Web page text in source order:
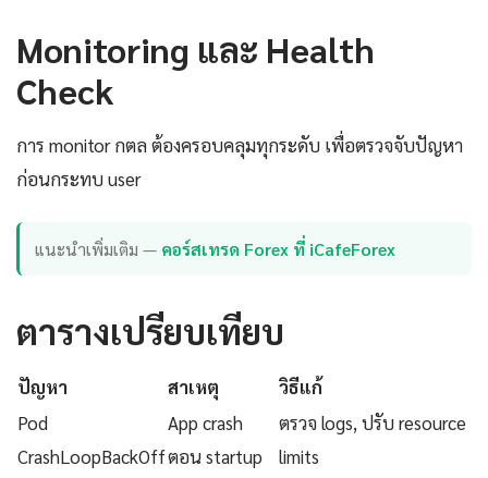
Monitoring และ Health
Check
การ monitor กตล ต้องครอบคลุมทุกระดับ เพื่อตรวจจับปัญหา
ก่อนกระทบ user
แนะนำเพิ่มเติม — คอร์สเทรด Forex ที่ iCafeForex
ตารางเปรียบเทียบ
ปัญหา สาเหตุ
วิธีแก้
Pod
CrashLoopBackOff
App crash
ตอน startup
ตรวจ logs, ปรับ resource
limits